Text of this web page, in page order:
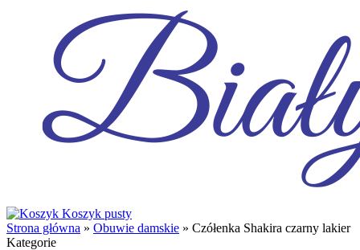
Koszyk pusty
Strona główna » Obuwie damskie » Czółenka Shakira czarny lakier
Kategorie